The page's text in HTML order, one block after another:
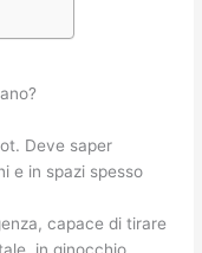
Deve saper
e in spazi spesso
capace di tirare